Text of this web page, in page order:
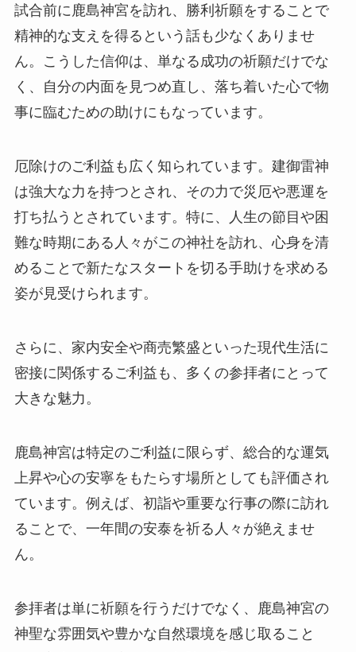
試合前に鹿島神宮を訪れ、勝利祈願をすることで
精神的な支えを得るという話も少なくありませ
ん。こうした信仰は、単なる成功の祈願だけでな
く、自分の内面を見つめ直し、落ち着いた心で物
事に臨むための助けにもなっています。
厄除けのご利益も広く知られています。建御雷神
は強大な力を持つとされ、その力で災厄や悪運を
打ち払うとされています。特に、人生の節目や困
難な時期にある人々がこの神社を訪れ、心身を清
めることで新たなスタートを切る手助けを求める
姿が見受けられます。
さらに、家内安全や商売繁盛といった現代生活に
密接に関係するご利益も、多くの参拝者にとって
大きな魅力。
鹿島神宮は特定のご利益に限らず、総合的な運気
上昇や心の安寧をもたらす場所としても評価され
ています。例えば、初詣や重要な行事の際に訪れ
ることで、一年間の安泰を祈る人々が絶えませ
ん。
参拝者は単に祈願を行うだけでなく、鹿島神宮の
神聖な雰囲気や豊かな自然環境を感じ取ること